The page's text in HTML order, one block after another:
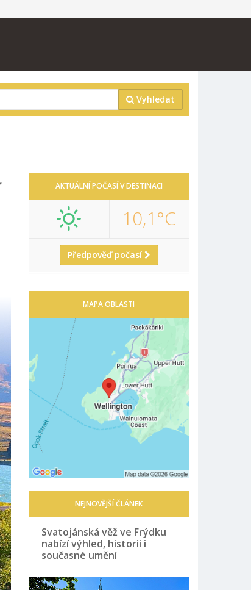
Vyhledat
AKTUÁLNÍ POČASÍ V DESTINACI
10,1°C
Předpověď počasí
MAPA OBLASTI
NEJNOVĚJŠÍ ČLÁNEK
Svatojánská věž ve Frýdku
nabízí výhled, historii i
současné umění